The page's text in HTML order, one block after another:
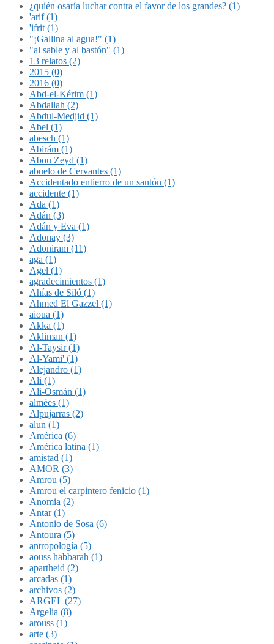
¿quién osaría luchar contra el favor de los grandes? (1)
'arif (1)
'ifrit (1)
"¡Gallina al agua!" (1)
"al sable y al bastón" (1)
13 relatos (2)
2015 (0)
2016 (0)
Abd-el-Kérim (1)
Abdallah (2)
Abdul-Medjid (1)
Abel (1)
abesch (1)
Abirám (1)
Abou Zeyd (1)
abuelo de Cervantes (1)
Accidentado entierro de un santón (1)
accidente (1)
Ada (1)
Adán (3)
Adán y Eva (1)
Adonay (3)
Adoniram (11)
aga (1)
Agel (1)
agradecimientos (1)
Ahías de Siló (1)
Ahmed El Gazzel (1)
aioua (1)
Akka (1)
Akliman (1)
Al-Taysir (1)
Al-Yami' (1)
Alejandro (1)
Ali (1)
Ali-Osmán (1)
almées (1)
Alpujarras (2)
alun (1)
América (6)
América latina (1)
amistad (1)
AMOR (3)
Amrou (5)
Amrou el carpintero fenicio (1)
Anomia (2)
Antar (1)
Antonio de Sosa (6)
Antoura (5)
antropología (5)
aouss habbarah (1)
apartheid (2)
arcadas (1)
archivos (2)
ARGEL (27)
Argelia (8)
arouss (1)
arte (3)